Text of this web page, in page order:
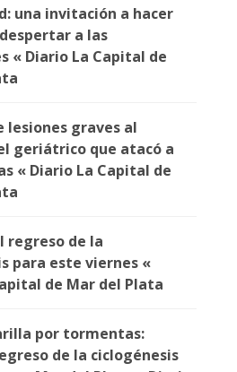
una invitación a hacer
a las
« Diario La Capital de
lesiones graves al
geriátrico que atacó a
« Diario La Capital de
regreso de la
para este viernes «
de Mar del Plata
por tormentas:
de la ciclogénesis